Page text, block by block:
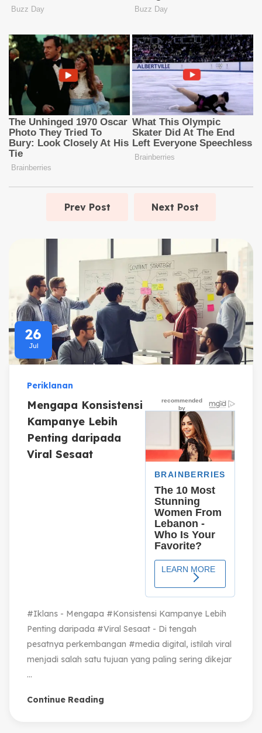
Prev Post Next Post
26
Jul
Periklanan
Mengapa Konsistensi
Kampanye Lebih
Penting daripada
Viral Sesaat
#Iklans - Mengapa #Konsistensi Kampanye Lebih
Penting daripada #Viral Sesaat - Di tengah
pesatnya perkembangan #media digital, istilah viral
menjadi salah satu tujuan yang paling sering dikejar
...
Continue Reading